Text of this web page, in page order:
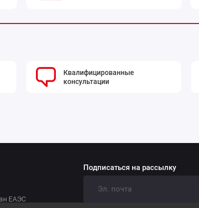
Квалифицированные
консультации
ЕАЭС
Подписаться на рассылку